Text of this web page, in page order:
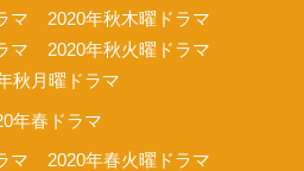
マ
2020年秋木曜ドラマ
マ
2020年秋火曜ドラマ
秋月曜ドラマ
年春ドラマ
マ
2020年春火曜ドラマ